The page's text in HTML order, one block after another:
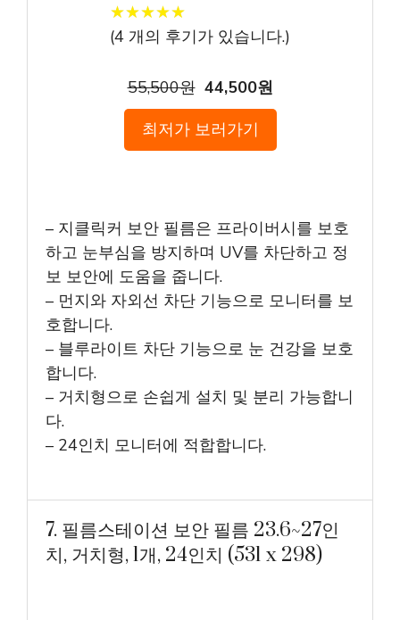
★★★★★
★★★★★
(4 개의 후기가 있습니다.)
55,500원 44,500원
최저가 보러가기
– 지클릭커 보안 필름은 프라이버시를 보호
하고 눈부심을 방지하며 UV를 차단하고 정
보 보안에 도움을 줍니다.
– 먼지와 자외선 차단 기능으로 모니터를 보
호합니다.
– 블루라이트 차단 기능으로 눈 건강을 보호
합니다.
– 거치형으로 손쉽게 설치 및 분리 가능합니
다.
– 24인치 모니터에 적합합니다.
7. 필름스테이션 보안 필름 23.6~27인
치, 거치형, 1개, 24인치 (531 x 298)